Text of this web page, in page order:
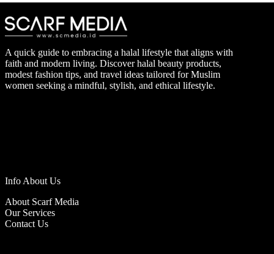
A quick guide to embracing a halal lifestyle that aligns with
faith and modern living. Discover halal beauty products,
modest fashion tips, and travel ideas tailored for Muslim
women seeking a mindful, stylish, and ethical lifestyle.
Info About Us
About Scarf Media
Our Services
Contact Us